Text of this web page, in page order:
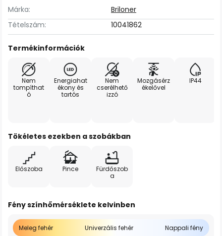
Márka:
Briloner
Tételszám:
10041862
Termékinformációk
Nem
tompíthat
ó
Energiahat
ékony és
tartós
Nem
cserélhető
izzó
Mozgásérz
ékelővel
IP44
Tökéletes ezekben a szobákban
Előszoba Pince
Fürdőszob
a
Fény színhőmérséklete kelvinben
Meleg fehér Univerzális fehér Nappali fény